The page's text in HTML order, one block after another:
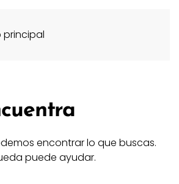
principal
encontrar lo que buscas.
puede ayudar.